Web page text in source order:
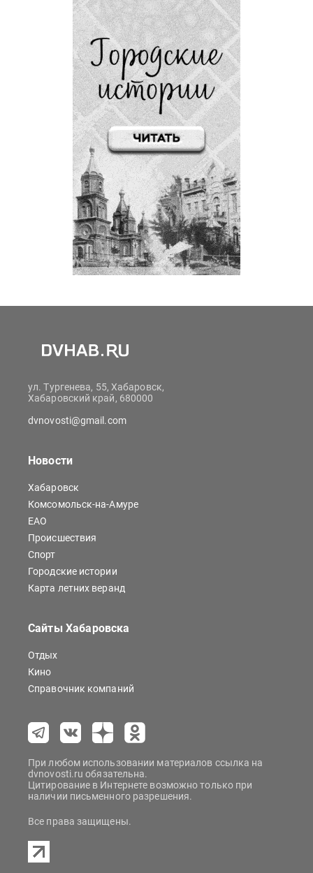
ул. Тургенева, 55, Хабаровск,
Хабаровский край, 680000
dvnovosti@gmail.com
Новости
Хабаровск
Комсомольск-на-Амуре
ЕАО
Происшествия
Спорт
Городские истории
Карта летних веранд
Сайты Хабаровска
Отдых
Кино
Справочник компаний
При любом использовании материалов ссылка на
dvnovosti.ru обязательна.
Цитирование в Интернете возможно только при
наличии письменного разрешения.
Все права защищены.